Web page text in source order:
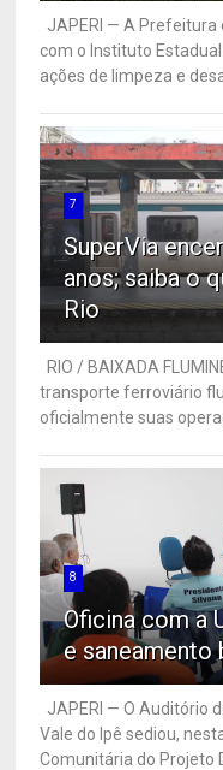
JAPERI — A
com o Instituto
ações de limpeza e
7
SuperVia
anos; saiba o
Rio
RIO / BAIXADA
transporte ferroviário
oficialmente suas
8
Oficina com a
e
JAPERI — O Auditório
Vale do Ipê sediou,
Comunitária do Projeto